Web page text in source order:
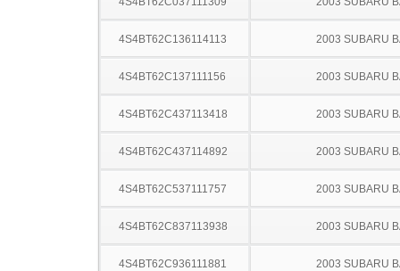
4S4BT62C136114113 2003 SUBARU
4S4BT62C137111156 2003 SUBARU
4S4BT62C437113418 2003 SUBARU
4S4BT62C437114892 2003 SUBARU
4S4BT62C537111757 2003 SUBARU
4S4BT62C837113938 2003 SUBARU
4S4BT62C936111881 2003 SUBARU